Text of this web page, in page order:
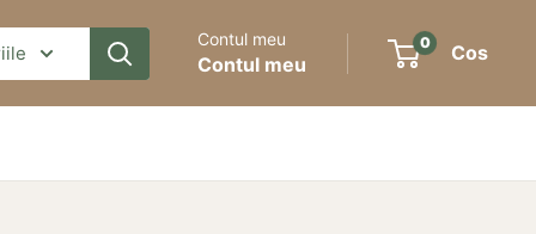
Contul meu
Contul meu
0 Cos